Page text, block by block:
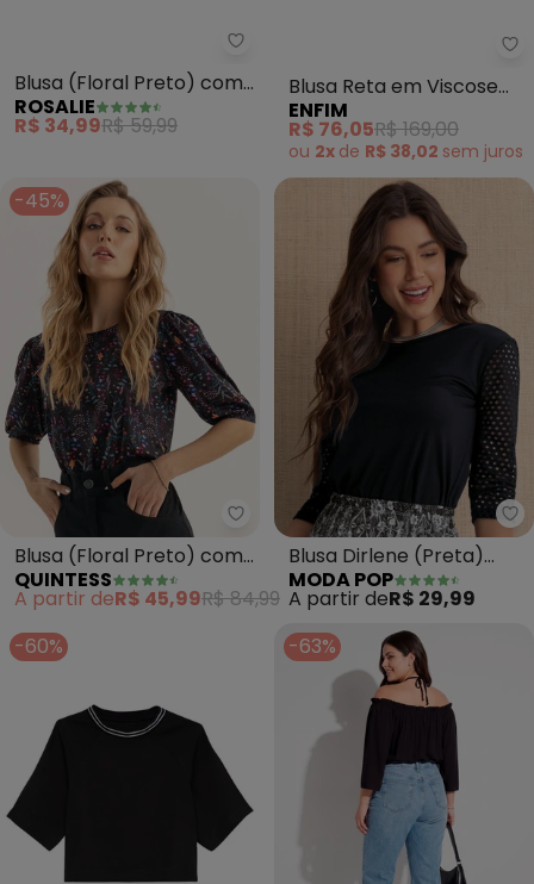
Rosalie - Blusa (Floral Preto)
Blusa (Floral Preto) com
Manga
ROSALIE
R$ 34,99R$ 59,99
Blusa Reta em Viscose
(Preto)
ENFIM
R$ 76,05R$ 169,00
ou 2x de R$ 38,02 sem juros
-45%
Quintess - Blusa (Floral Preto)
Blusa (Floral Preto) com
Mangas Bufantes
QUINTESS
A partir deR$ 45,99R$ 84,99
Blusa Dirlene (Preta)
com Mangas 3/4
MODA POP
A partir deR$ 29,99
-60%
-63%